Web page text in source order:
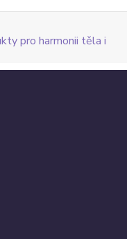
pro harmonii těla i